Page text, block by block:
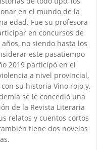
en el mundo de la
edad. Fue su profesora
en concursos de
no siendo hasta los
este pasatiempo
2019 participó en el
a nivel provincial,
su historia Vino rojo y,
se le concedió una
de la Revista Literaria
relatos y cuentos cortos
tiene dos novelas